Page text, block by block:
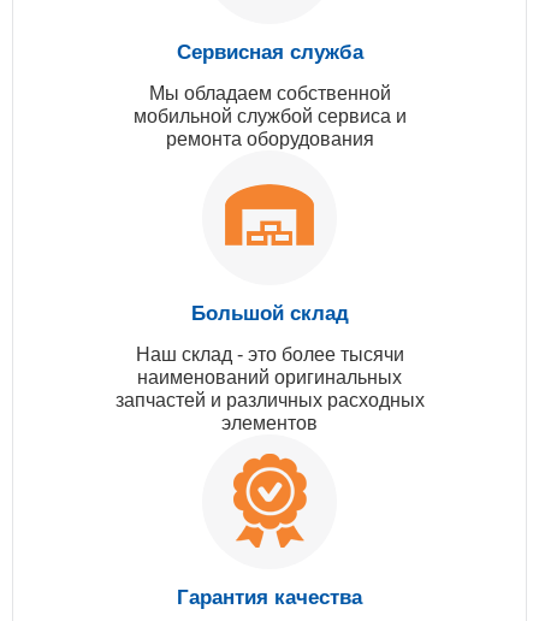
Сервисная служба
Мы обладаем собственной
мобильной службой сервиса и
ремонта оборудования
Большой склад
Наш склад - это более тысячи
наименований оригинальных
запчастей и различных расходных
элементов
Гарантия качества